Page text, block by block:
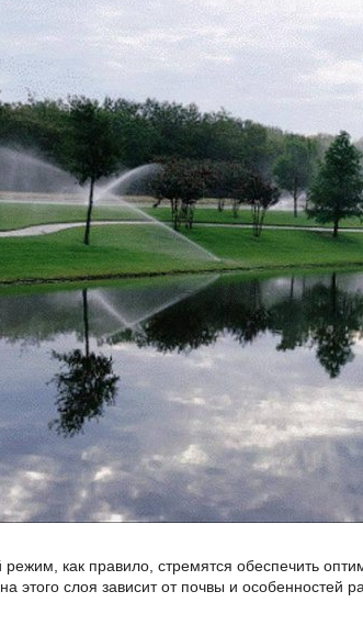
как правило, стремятся обеспечить
этого слоя зависит от почвы и